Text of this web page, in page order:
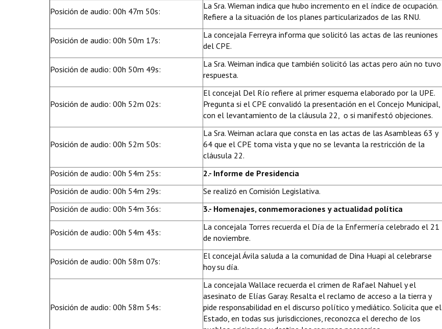
Posición de audio: 00h 47m 50s:
La Sra. Wieman indica que hubo incremento en el índice de ocupación.
Refiere a la situación de los planes particularizados de las RNU.
Posición de audio: 00h 50m 17s:
La concejala Ferreyra informa que solicitó las actas de las reuniones
del CPE.
Posición de audio: 00h 50m 49s:
La Sra. Weiman indica que también solicitó las actas pero aún no tuvo
respuesta.
Posición de audio: 00h 52m 02s:
El concejal Del Río refiere al primer esquema elaborado por la UPE.
Pregunta si el CPE convalidó la presentación en el Concejo Municipal,
con el levantamiento de la cláusula 22, o si manifestó objeciones.
Posición de audio: 00h 52m 50s:
La Sra. Weiman aclara que consta en las actas de las Asambleas 63 y
64 que el CPE toma vista y que no se levanta la restricción de la
cláusula 22.
Posición de audio: 00h 54m 25s:
2.- Informe de Presidencia
Posición de audio: 00h 54m 29s:
Se realizó en Comisión Legislativa.
Posición de audio: 00h 54m 36s:
3.- Homenajes, conmemoraciones y actualidad política
Posición de audio: 00h 54m 43s:
La concejala Torres recuerda el Día de la Enfermería celebrado el 21
de noviembre.
Posición de audio: 00h 58m 07s:
El concejal Ávila saluda a la comunidad de Dina Huapi al celebrarse
hoy su día.
Posición de audio: 00h 58m 54s:
La concejala Wallace recuerda el crimen de Rafael Nahuel y el
asesinato de Elías Garay. Resalta el reclamo de acceso a la tierra y
pide responsabilidad en el discurso político y mediático. Solicita que el
Estado, en todas sus jurisdicciones, reconozca el derecho de los